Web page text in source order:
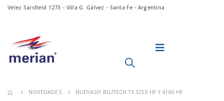
Velez Sarsfield 1273 - Villa G. Gálvez - Santa Fe - Argentina
NOVEDADES NUEVAS!!! BLUTECH TX 3250 HF Y 4160 HF